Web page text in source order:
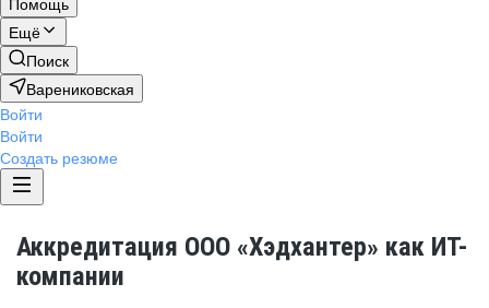
Ещё
Поиск
Варениковская
Войти
Войти
Создать резюме
Аккредитация ООО «Хэдхантер» как ИТ-
компании